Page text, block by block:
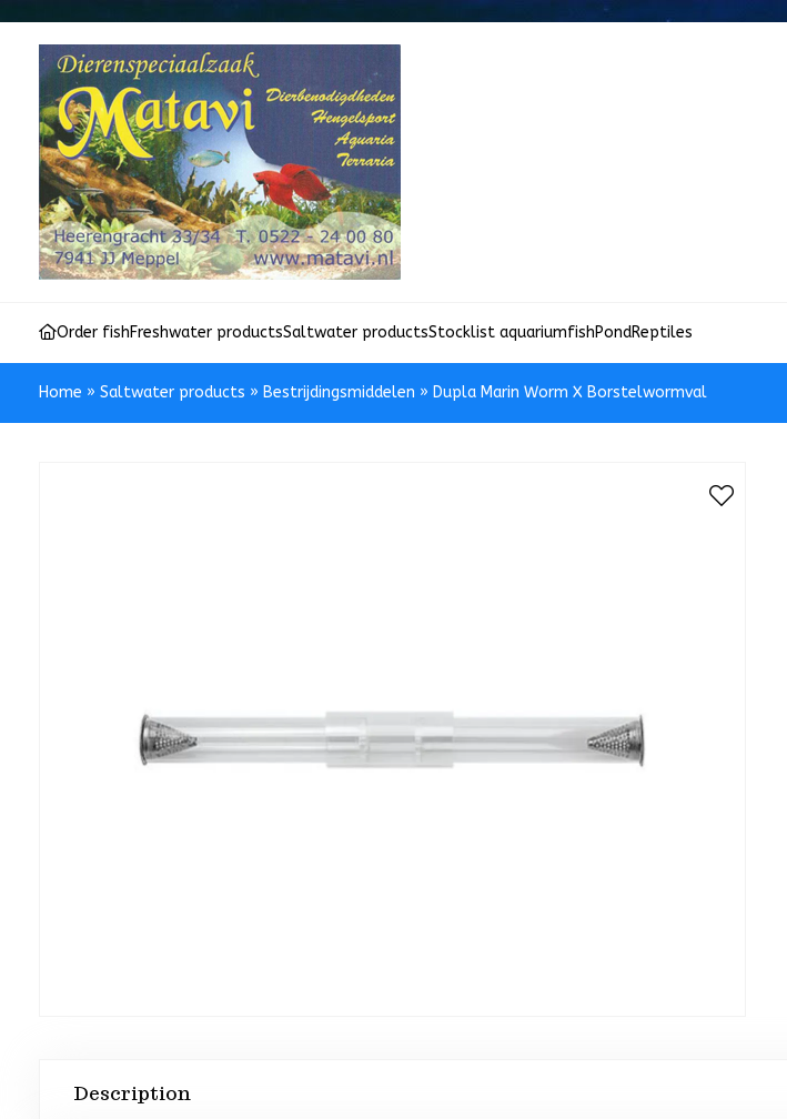
Order fishFreshwater productsSaltwater productsStocklist aquariumfishPondReptiles
Home » Saltwater products » Bestrijdingsmiddelen » Dupla Marin Worm X Borstelwormval
Description